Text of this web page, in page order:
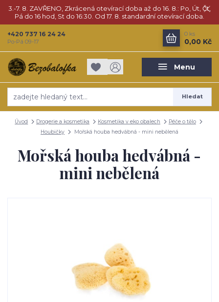
3.-7. 8. ZAVŘENO, Zkrácená otevírací doba až do 16. 8.: Po, Út, Čt,
Pá do 16 hod, St do 16:30. Od 17. 8. standardní otevírací doba.
Menu
Hledat
+420 737 16 24 24
Po-Pá 09-17
0 ks
0,00 Kč
Úvod Drogerie a kosmetika Kosmetika v eko obalech
Péče o tělo
Houbičky
Mořská houba hedvábná - mini nebělená
Mořská houba hedvábná -
mini nebělená